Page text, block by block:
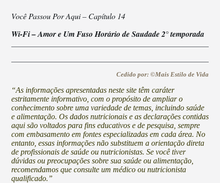
Você Passou Por Aqui – Capítulo 14
Wi-Fi – Amor e Um Fuso Horário de Saudade 2° temporada
Cedido por: ©Mais Estilo de Vida
“As informações apresentadas neste site têm caráter
estritamente informativo, com o propósito de ampliar o
conhecimento sobre uma variedade de temas, incluindo saúde
e alimentação. Os dados nutricionais e as declarações contidas
aqui são voltados para fins educativos e de pesquisa, sempre
com embasamento em fontes especializadas em cada área. No
entanto, essas informações não substituem a orientação direta
de profissionais de saúde ou nutricionistas. Se você tiver
dúvidas ou preocupações sobre sua saúde ou alimentação,
recomendamos que consulte um médico ou nutricionista
qualificado.”